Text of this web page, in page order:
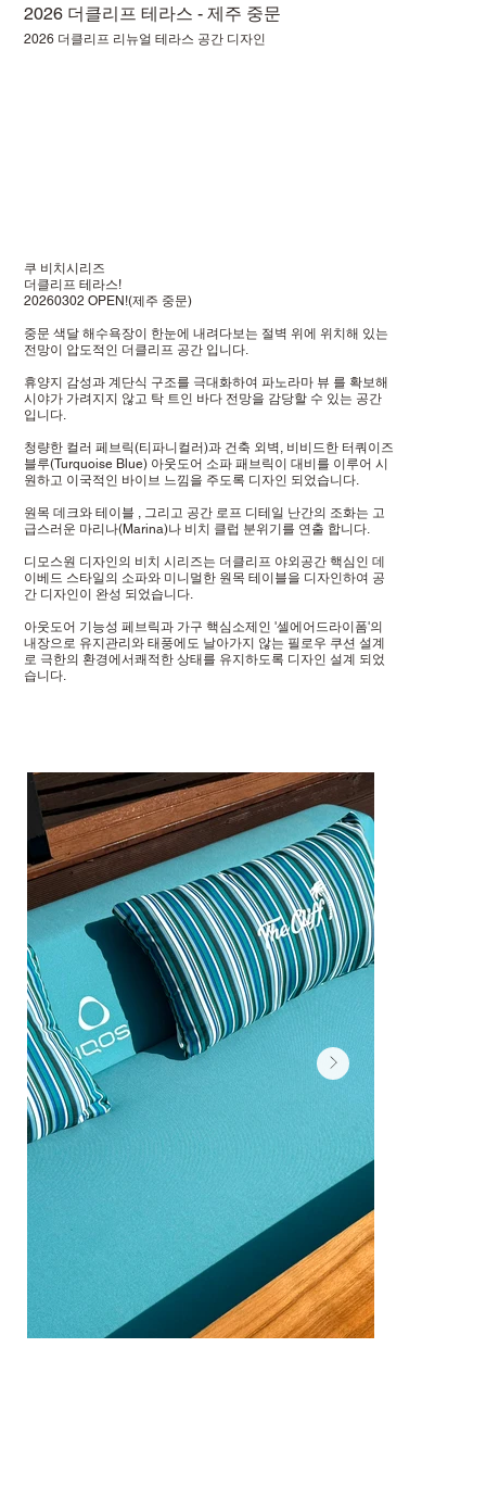
2026 더클리프 리뉴얼 테라스 공간 디자인
2026 더클리프 테라스 - 제주 중문
쿠 비치시리즈
더클리프 테라스!
20260302 OPEN!(제주 중문)
중문 색달 해수욕장이 한눈에 내려다보는 절벽 위에 위치해 있는
전망이 압도적인 더클리프 공간 입니다.
휴양지 감성과 계단식 구조를 극대화하여 파노라마 뷰 를 확보해
시야가 가려지지 않고 탁 트인 바다 전망을 감당할 수 있는 공간
입니다.
청량한 컬러 페브릭(티파니컬러)과 건축 외벽, 비비드한 터쿼이즈
블루(Turquoise Blue) 아웃도어 소파 패브릭이 대비를 이루어 시
원하고 이국적인 바이브 느낌을 주도록 디자인 되었습니다.
원목 데크와 테이블 , 그리고 공간 로프 디테일 난간의 조화는 고
급스러운 마리나(Marina)나 비치 클럽 분위기를 연출 합니다.
디모스원 디자인의 비치 시리즈는 더클리프 야외공간 핵심인 데
이베드 스타일의 소파와 미니멀한 원목 테이블을 디자인하여 공
간 디자인이 완성 되었습니다.
아웃도어 기능성 페브릭과 가구 핵심소제인 '셀에어드라이폼'의
내장으로 유지관리와 태풍에도 날아가지 않는 필로우 쿠션 설계
로 극한의 환경에서쾌적한 상태를 유지하도록 디자인 설계 되었
습니다.